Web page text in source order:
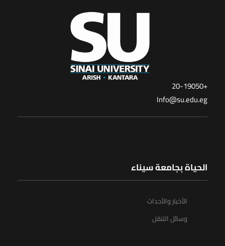
+20-19050
Info@su.edu.eg
الحياة بجامعة سيناء
الأخبار والأحداث
وسائل التنقل